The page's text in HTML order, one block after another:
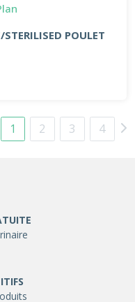
POULET
1 2 3 4